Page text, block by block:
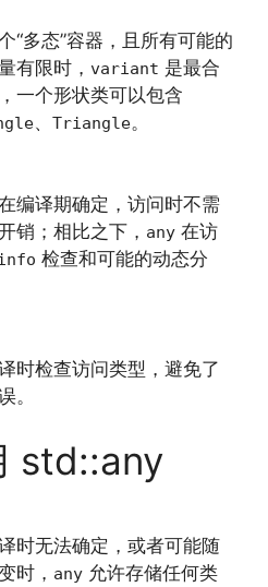
“多态”容器，且所有可能的
有限时， variant 是最合
一个形状类可以包含
、 Triangle。
编译期确定，访问时不需
销；相比之下， any 在访
检查和可能的动态分
时检查访问类型，避免了
。
std::any
时无法确定，或者可能随
时， any 允许存储任何类